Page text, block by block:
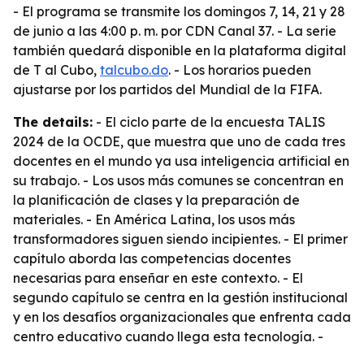
- El programa se transmite los domingos 7, 14, 21 y 28
de junio a las 4:00 p. m. por CDN Canal 37. - La serie
también quedará disponible en la plataforma digital
de T al Cubo, talcubo.do. - Los horarios pueden
ajustarse por los partidos del Mundial de la FIFA.
The details: - El ciclo parte de la encuesta TALIS
2024 de la OCDE, que muestra que uno de cada tres
docentes en el mundo ya usa inteligencia artificial en
su trabajo. - Los usos más comunes se concentran en
la planificación de clases y la preparación de
materiales. - En América Latina, los usos más
transformadores siguen siendo incipientes. - El primer
capítulo aborda las competencias docentes
necesarias para enseñar en este contexto. - El
segundo capítulo se centra en la gestión institucional
y en los desafíos organizacionales que enfrenta cada
centro educativo cuando llega esta tecnología. -